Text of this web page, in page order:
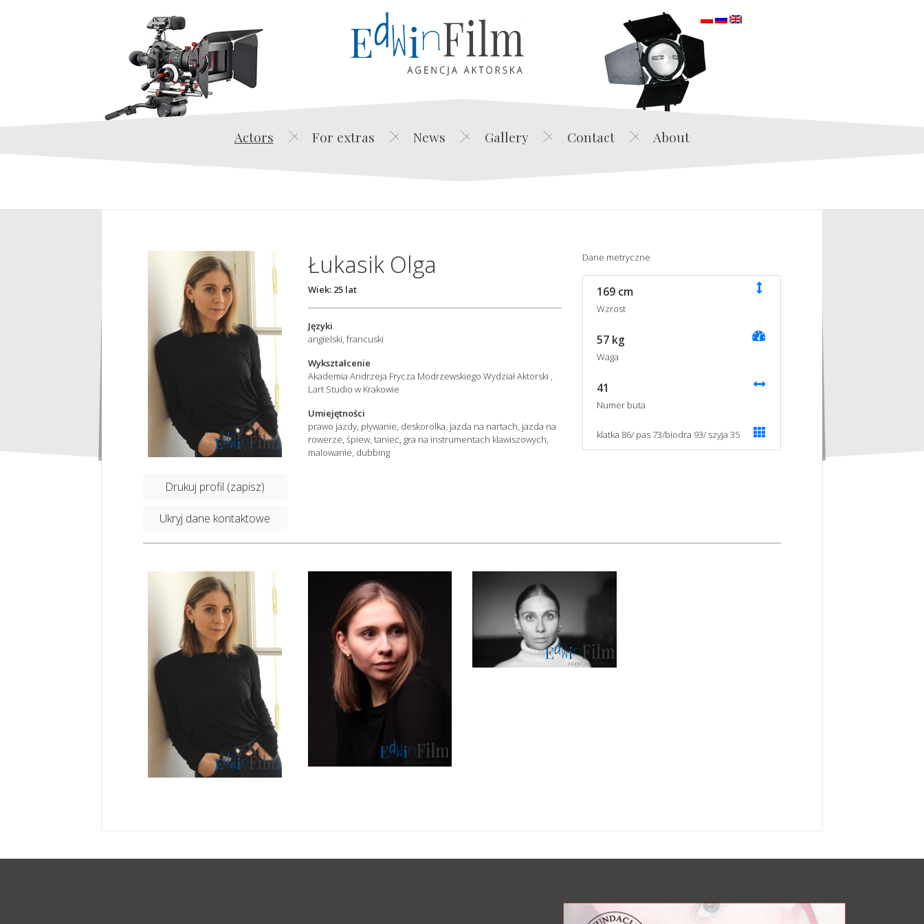
Edwin Film Agencja Aktorska
Actors For extras News Gallery Contact About
Drukuj profil (zapisz)
Ukryj dane kontaktowe
Łukasik Olga
Wiek: 25 lat
Języki
angielski, francuski
Wykształcenie
Akademia Andrzeja Frycza Modrzewskiego Wydział Aktorski ,
Lart Studio w Krakowie
Umiejętności
prawo jazdy, pływanie, deskorolka, jazda na nartach, jazda na
rowerze, śpiew, taniec, gra na instrumentach klawiszowych,
malowanie, dubbing
Dane metryczne
169 cm
Wzrost
57 kg
Waga
41
Numer buta
klatka 86/ pas 73/biodra 93/ szyja 35